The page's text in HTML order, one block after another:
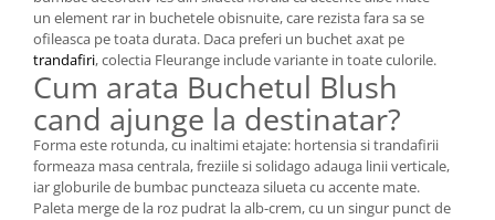
un element rar in buchetele obisnuite, care rezista fara sa se
ofileasca pe toata durata. Daca preferi un buchet axat pe
trandafiri, colectia Fleurange include variante in toate culorile.
Cum arata Buchetul Blush
cand ajunge la destinatar?
Forma este rotunda, cu inaltimi etajate: hortensia si trandafirii
formeaza masa centrala, freziile si solidago adauga linii verticale,
iar globurile de bumbac puncteaza silueta cu accente mate.
Paleta merge de la roz pudrat la alb-crem, cu un singur punct de